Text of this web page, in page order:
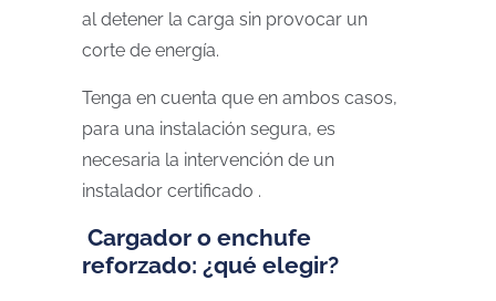
al detener la carga sin provocar un
corte de energía.
Tenga en cuenta que en ambos casos,
para una instalación segura, es
necesaria la intervención de un
instalador certificado .
Cargador o enchufe
reforzado: ¿qué elegir?